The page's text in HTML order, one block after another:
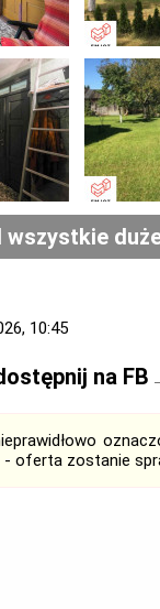
10:45
na FB
- oferta zostanie